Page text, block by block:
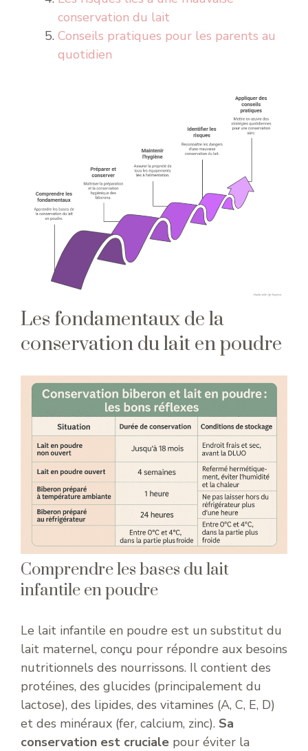
conservation du lait
Conseils pratiques pour les parents au
quotidien
Les fondamentaux de la
conservation du lait en poudre
Comprendre les bases du lait
infantile en poudre
Le lait infantile en poudre est un substitut du
lait maternel, conçu pour répondre aux besoins
nutritionnels des nourrissons. Il contient des
protéines, des glucides (principalement du
lactose), des lipides, des vitamines (A, C, E, D)
et des minéraux (fer, calcium, zinc). Sa
conservation est cruciale pour éviter la